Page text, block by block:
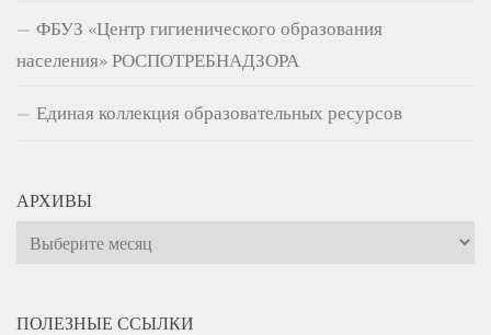
ФБУЗ «Центр гигиенического образования
населения» РОСПОТРЕБНАДЗОРА
Единая коллекция образовательных ресурсов
АРХИВЫ
Архивы
ПОЛЕЗНЫЕ ССЫЛКИ